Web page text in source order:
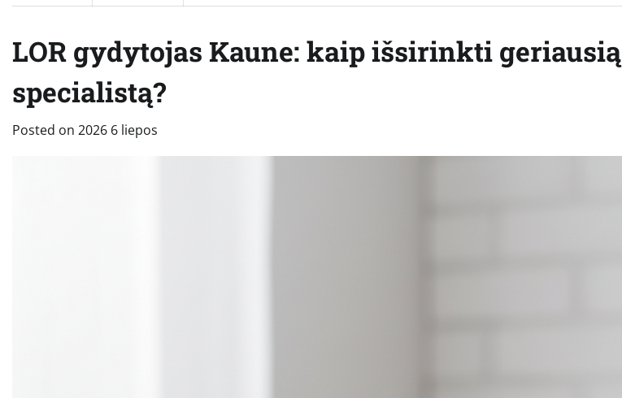
LOR gydytojas Kaune: kaip išsirinkti geriausią
specialistą?
Posted on 2026 6 liepos